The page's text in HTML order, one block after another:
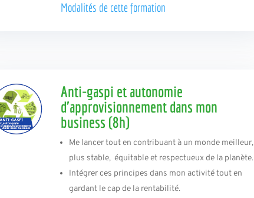
Modalités de cette formation
Anti-gaspi et autonomie
d'approvisionnement dans mon
business (8h)
Me lancer tout en contribuant à un monde meilleur,
plus stable, équitable et respectueux de la planète.
Intégrer ces principes dans mon activité tout en
gardant le cap de la rentabilité.